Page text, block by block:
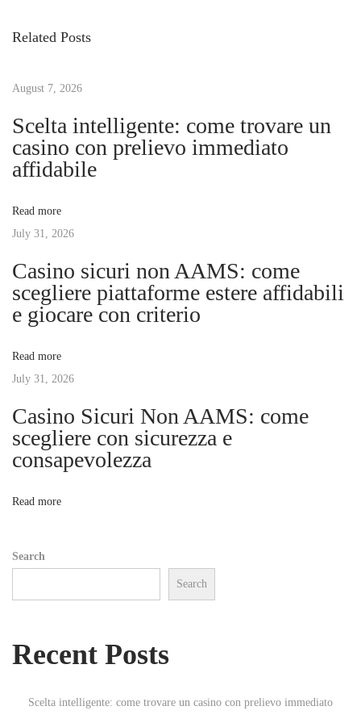
s
n
a
v
i
g
a
t
i
o
n
o
s
o
s
t
t
v
T
r
a
n
g
M
t
h
d
o
u
Related Posts
August 7, 2026
Scelta intelligente: come trovare un
casino con prelievo immediato
affidabile
Read more
July 31, 2026
Casino sicuri non AAMS: come
scegliere piattaforme estere affidabili
e giocare con criterio
Read more
July 31, 2026
Casino Sicuri Non AAMS: come
scegliere con sicurezza e
consapevolezza
Read more
Search
Search
Recent Posts
Scelta intelligente: come trovare un casino con prelievo immediato